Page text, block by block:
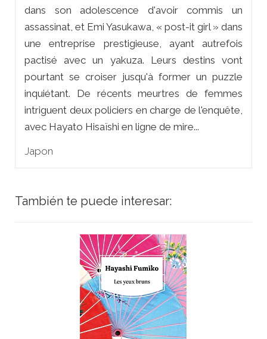
dans son adolescence d'avoir commis un
assassinat, et Emi Yasukawa, « post-it girl » dans
une entreprise prestigieuse, ayant autrefois
pactisé avec un yakuza. Leurs destins vont
pourtant se croiser jusqu'à former un puzzle
inquiétant. De récents meurtres de femmes
intriguent deux policiers en charge de l'enquête,
avec Hayato Hisaïshi en ligne de mire...
Japon
También te puede interesar: